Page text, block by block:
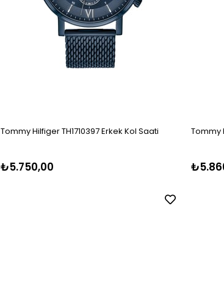
Tommy Hilfiger TH1710397 Erkek Kol Saati
₺5.750,00
Tommy